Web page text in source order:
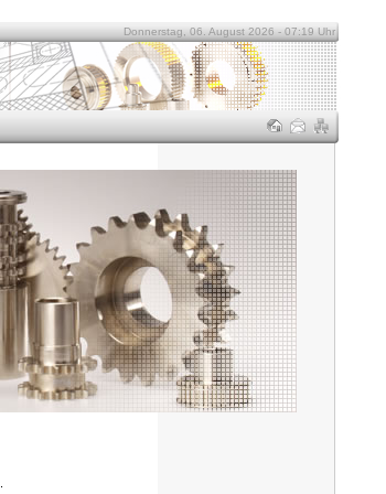
Donnerstag, 06. August 2026 - 07:19 Uhr